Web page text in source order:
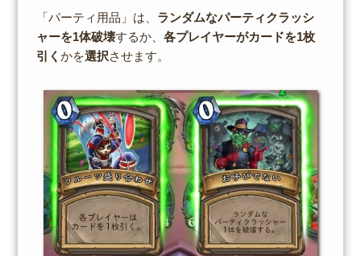
「パーティ用品」は、 ランダムなパーティクラッシ
ャーを1体破壊するか、 各プレイヤーがカードを1枚
引く かを選択させます。